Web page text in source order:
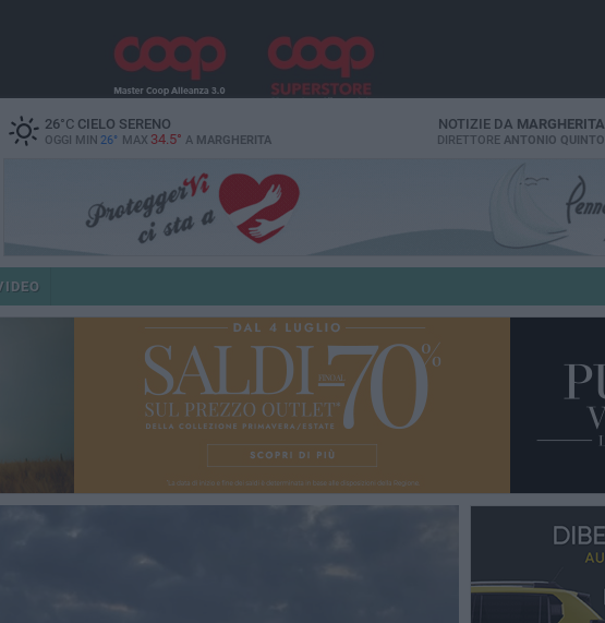
26°CCIELO SERENO
OGGI MIN 26° MAX 34.5° A MARGHERITA
NOTIZIE DA MARGHERITA
DIRETTORE ANTONIO QUINTO